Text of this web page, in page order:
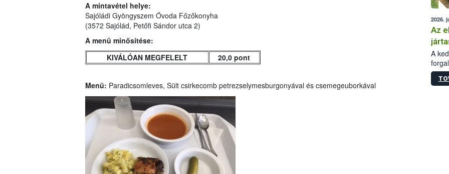
A mintavétel helye:
Sajóládi Gyöngyszem Óvoda Főzőkonyha
(3572 Sajólád, Petőfi Sándor utca 2)
A menü minősítése:
KIVÁLÓAN MEGFELELT
20,0 pont
Menü: Paradicsomleves, Sült csirkecomb petrezselymesburgonyával és csemegeuborkával
2026.
Az
A